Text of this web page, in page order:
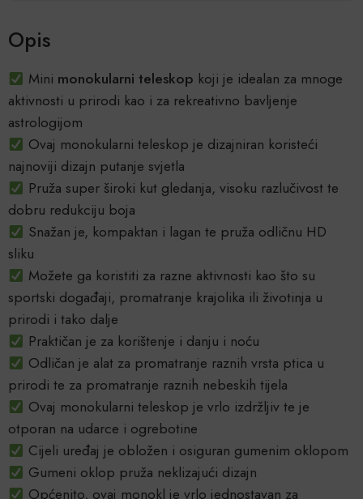
Opis
Mini monokularni teleskop koji je idealan za mnoge
aktivnosti u prirodi kao i za rekreativno bavljenje
astrologijom
Ovaj monokularni teleskop je dizajniran koristeći
najnoviji dizajn putanje svjetla
Pruža super široki kut gledanja, visoku razlučivost te
dobru redukciju boja
Snažan je, kompaktan i lagan te pruža odličnu HD
sliku
Možete ga koristiti za razne aktivnosti kao što su
sportski događaji, promatranje krajolika ili životinja u
prirodi i tako dalje
Praktičan je za korištenje i danju i noću
Odličan je alat za promatranje raznih vrsta ptica u
prirodi te za promatranje raznih nebeskih tijela
Ovaj monokularni teleskop je vrlo izdržljiv te je
otporan na udarce i ogrebotine
Cijeli uređaj je obložen i osiguran gumenim oklopom
Gumeni oklop pruža neklizajući dizajn
Općenito, ovaj monokl je vrlo jednostavan za